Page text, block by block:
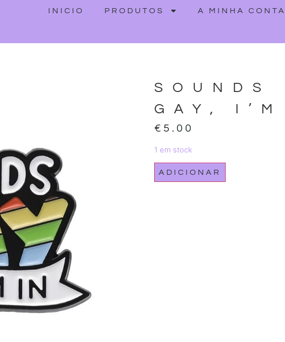
INICIO PRODUTOS A MINHA CONTA
SOUNDS
GAY,
€ 5.00
1 em stock
ADICIONAR